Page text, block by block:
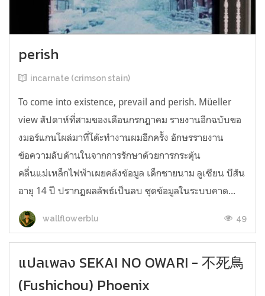
perish
incarnate (crimson stain)
To come into existence, prevail and perish. Müeller
view สัปดาห์ที่สามของเดือนกรกฎาคม รายงานอีกฉบับขอ
งมอร์แกนโผล่มาที่โต๊ะทำงานผมอีกครั้ง อักษรรายงาน
ข้อความลับด้านในจากการรักษาด้วยการกระตุ้น
คลื่นแม่เหล็กไฟฟ้าเผยคลังข้อมูล เด็กชายนาม ลูเซียน บีสัน
อายุ 14 ปี ปรากฏผลลัพธ์เป็นลบ ชุดข้อมูลในระบบคาด...
wallflowerblu 49
แปลเพลง SEKAI NO OWARI - 不死鳥
(Fushichou) Phoenix